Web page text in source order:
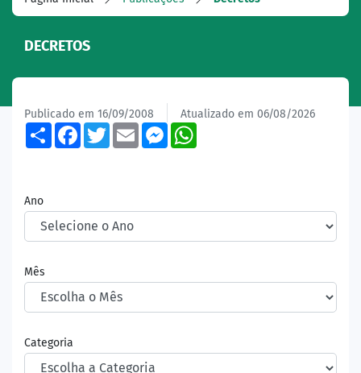
DECRETOS
Publicado em 16/09/2008 Atualizado em 06/08/2026
ShareFacebook
TwitterEmailMessenger
Ano
Mês
Categoria